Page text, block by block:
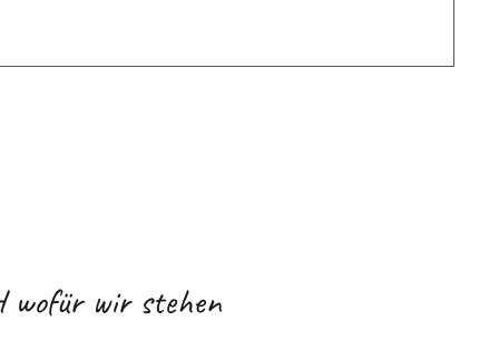
wofür wir stehen